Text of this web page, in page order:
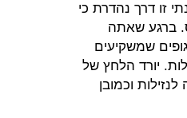
זו דרך נהדרת כי
ברגע שאתה
שמשקיעים
יורד הלחץ של
וכמובן